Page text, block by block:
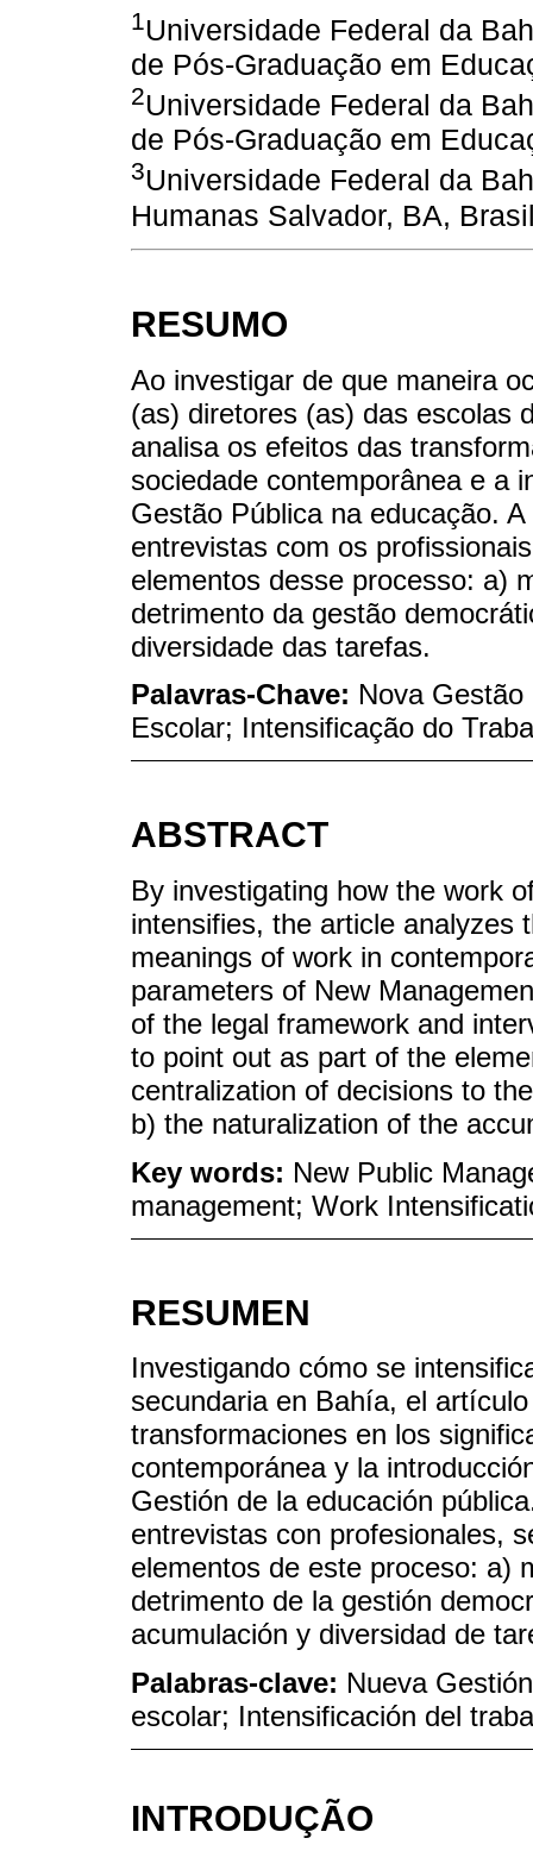
1 Universidade Federal da
de Pós-Graduação em
2Universidade Federal da
de Pós-Graduação em
3Universidade Federal da
Humanas Salvador, BA,
RESUMO
Ao investigar de que maneira
(as) diretores (as) das escolas
analisa os efeitos das
sociedade contemporânea e a
Gestão Pública na educação.
entrevistas com os
elementos desse processo: a)
detrimento da gestão
diversidade das tarefas.
Palavras-Chave: Nova
Escolar; Intensificação do
ABSTRACT
By investigating how the work
intensifies, the article analyzes
meanings of work in
parameters of New
of the legal framework and
to point out as part of the
centralization of decisions to
b) the naturalization of the
Key words: New Public
management; Work
RESUMEN
Investigando cómo se
secundaria en Bahía, el
transformaciones en los
contemporánea y la
Gestión de la educación
entrevistas con profesionales,
elementos de este proceso: a)
detrimento de la gestión
acumulación y diversidad de
Palabras-clave: Nueva
escolar; Intensificación del
INTRODUÇÃO